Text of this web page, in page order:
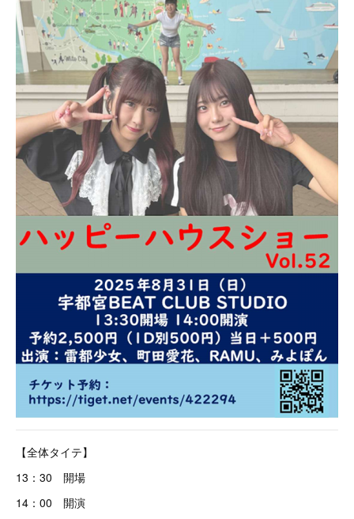
【全体タイテ】
13：30 開場
14：00 開演